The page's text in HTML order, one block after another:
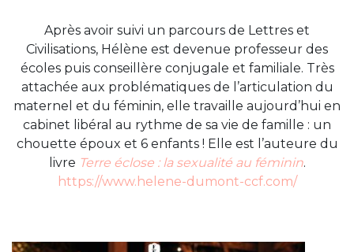
Après avoir suivi un parcours de Lettres et
Civilisations, Hélène est devenue professeur des
écoles puis conseillère conjugale et familiale. Très
attachée aux problématiques de l’articulation du
maternel et du féminin, elle travaille aujourd’hui en
cabinet libéral au rythme de sa vie de famille : un
chouette époux et 6 enfants ! Elle est l’auteure du
livre Terre éclose : la sexualité au féminin.
https://www.helene-dumont-ccf.com/